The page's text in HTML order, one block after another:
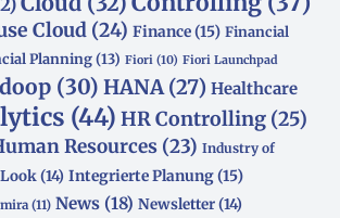
Cloud (24) Finance(15) Financial
Planning(13) Fiori (10) Fiori Launchpad
(30) HANA (27) Healthcare
(44) HR Controlling (25)
Resources (23) Industry of
(14) Integrierte Planung(15)
(11) News (18) Newsletter(14)